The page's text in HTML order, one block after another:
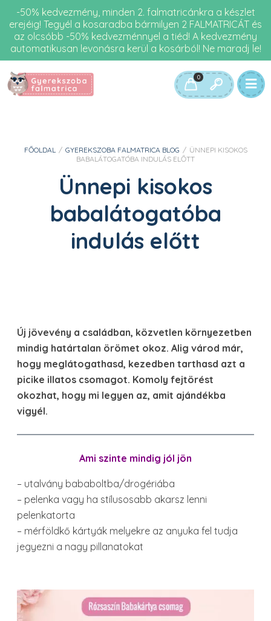
-50% kedvezmény, minden 2. falmatricánkra a készlet
erejéig! Tegyél a kosaradba bármilyen 2 FALMATRICÁT és
az olcsóbb -50% kedvezménnyel a tiéd! A kedvezmény
automatikusan levonásra kerül a kosárból! Ne maradj le!
0
FŐOLDAL / GYEREKSZOBA FALMATRICA BLOG / ÜNNEPI KISOKOS
BABALÁTOGATÓBA INDULÁS ELŐTT
Ünnepi kisokos
babalátogatóba
indulás előtt
Új jövevény a családban, közvetlen környezetben
mindig határtalan örömet okoz. Alig várod már,
hogy meglátogathasd, kezedben tarthasd azt a
picike illatos csomagot. Komoly fejtörést
okozhat, hogy mi legyen az, amit ajándékba
vigyél.
Ami szinte mindig jól jön
– utalvány bababoltba/drogériába
– pelenka vagy ha stílusosabb akarsz lenni
pelenkatorta
– mérföldkő kártyák melyekre az anyuka fel tudja
jegyezni a nagy pillanatokat